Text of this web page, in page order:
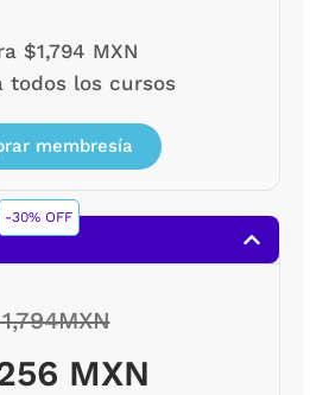
$1,794 MXN
todos los cursos
membresía
-30% OFF
MXN